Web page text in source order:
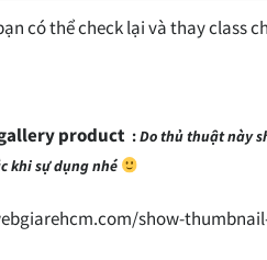
có thể check lại và thay class
product :Do thủ thuật này
khi sự dụng nhé
show-